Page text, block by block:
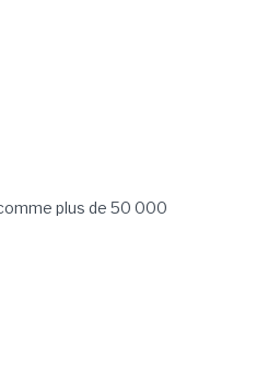
plus de 50 000